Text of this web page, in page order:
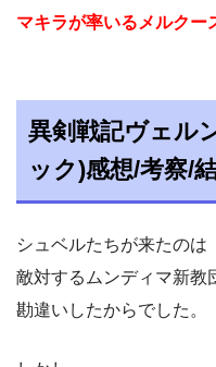
マキラが率いるメルクー
異剣戦記ヴェル
ック)感想/考察/
シュベルたちが来たのは
敵対するムンディマ新教
勘違いしたからでした。